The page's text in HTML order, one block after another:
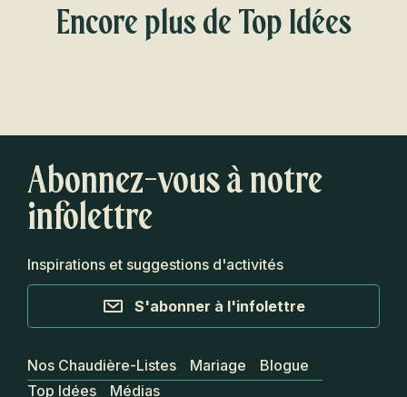
Encore plus de Top Idées
Abonnez-vous à notre
infolettre
Inspirations et suggestions d'activités
S'abonner à l'infolettre
Nos Chaudière-Listes Mariage
Blogue
Top Idées
Médias